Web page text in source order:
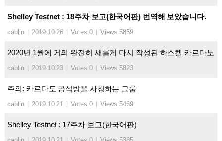
Shelley Testnet : 18주차 보고(한국어판) 번역해 보았습니다.
cablin 2019.10.26 Votes 0 Views 5859
2020년 1월에 거의 완전히 새롭게 다시 작성된 하스켈 카르다노
cablin 2019.10.23 Votes 0 Views 5823
주의: 카르다도 공식방을 사칭하는 그룹
cablin 2019.10.21 Votes 0 Views 5469
Shelley Testnet : 17주차 보고(한국어판)